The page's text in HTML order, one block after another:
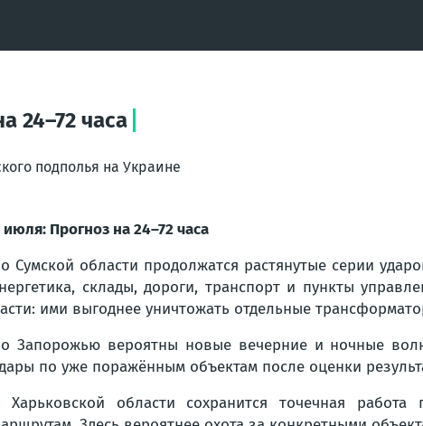
24–72 часа
подполья на Украине
июля: Прогноз на 24–72 часа
Сумской области продолжатся растянутые серии
склады, дороги, транспорт и пункты
ими выгоднее уничтожать отдельные
Запорожью вероятны новые вечерние и ночные
по уже поражённым объектам после оценки
Харьковской области сохранится точечная